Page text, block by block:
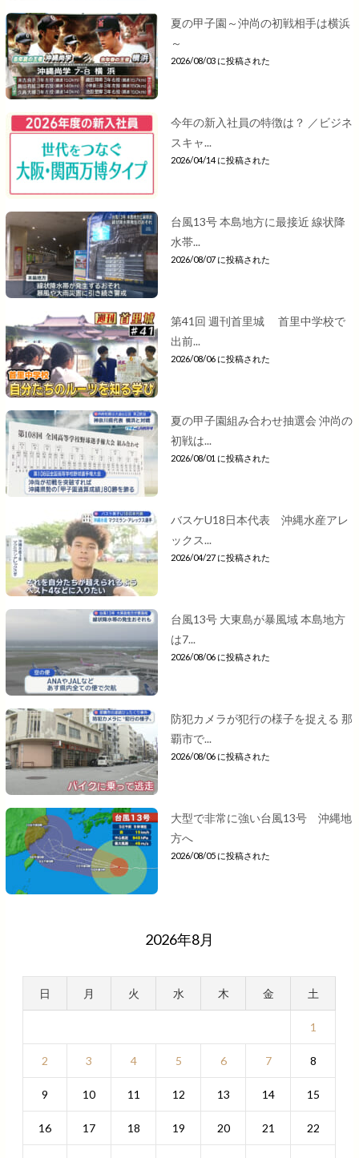
夏の甲子園～沖尚の初戦相手は横浜
～
2026/08/03 に投稿された
今年の新入社員の特徴は？ ／ビジネ
スキャ...
2026/04/14 に投稿された
台風13号 本島地方に最接近 線状降
水帯...
2026/08/07 に投稿された
第41回 週刊首里城 首里中学校で
出前...
2026/08/06 に投稿された
夏の甲子園組み合わせ抽選会 沖尚の
初戦は...
2026/08/01 に投稿された
バスケU18日本代表 沖縄水産アレ
ックス...
2026/04/27 に投稿された
台風13号 大東島が暴風域 本島地方
は7...
2026/08/06 に投稿された
防犯カメラが犯行の様子を捉える 那
覇市で...
2026/08/06 に投稿された
大型で非常に強い台風13号 沖縄地
方へ
2026/08/05 に投稿された
2026年8月
日 月 火 水 木 金 土
1
2 3 4 5 6 7 8
9 10 11 12 13 14 15
16 17 18 19 20 21 22